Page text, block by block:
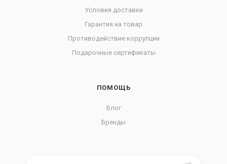
Условия доставки
Гарантия на товар
Противодействие коррупции
Подарочные сертификаты
ПОМОЩЬ
Блог
Бренды